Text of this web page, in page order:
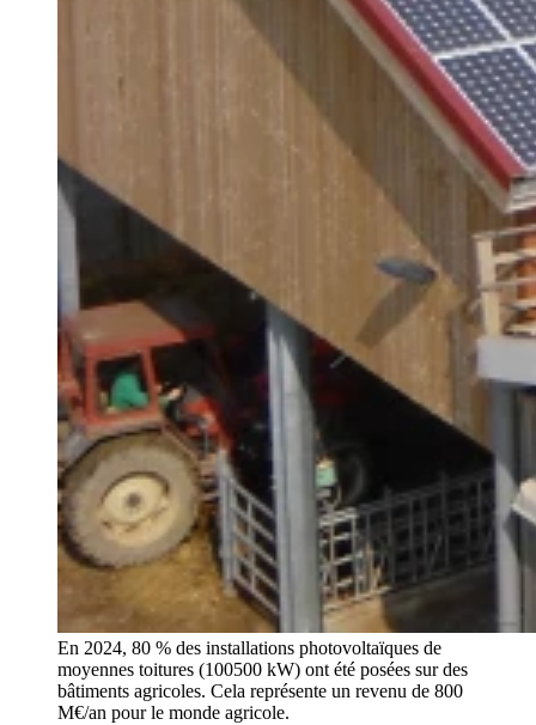
En 2024, 80 % des installations photovoltaïques de
moyennes toitures (100500 kW) ont été posées sur des
bâtiments agricoles. Cela représente un revenu de 800
M€/an pour le monde agricole.